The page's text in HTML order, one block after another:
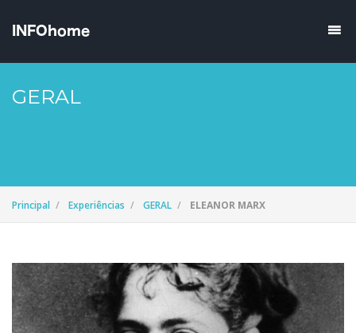
GERAL
Principal Experiências GERAL ELEANOR MARX